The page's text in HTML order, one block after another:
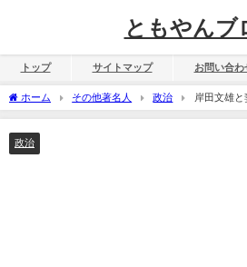
ともやんブ
トップ サイトマップ お問い合わ
ホーム その他著名人 政治
岸田文雄と
初めや家族構成も暴露!
政治